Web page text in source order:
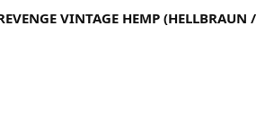
VINTAGE HEMP (HELLBRAUN /